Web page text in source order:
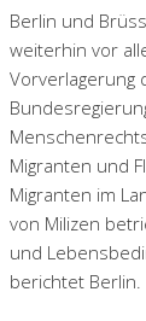
Berlin und
weiterhin vor
Vorverlagerung
Migranten und
Migranten im
von Milizen
und
berichtet Berlin.